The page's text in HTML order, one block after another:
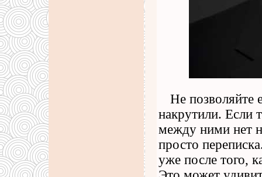
Не позволяйте
накрутили. Если
между ними нет
просто
уже после того,